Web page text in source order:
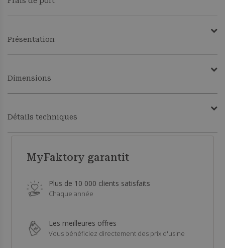
Présentation
Dimensions
Détails techniques
MyFaktory garantit
Plus de 10 000 clients satisfaits
Chaque année
Les meilleures offres
Vous bénéficiez directement des prix d'usine